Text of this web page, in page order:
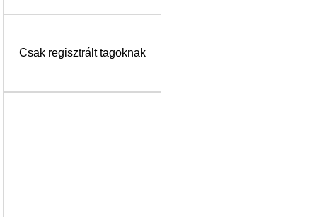
Csak regisztrált tagoknak